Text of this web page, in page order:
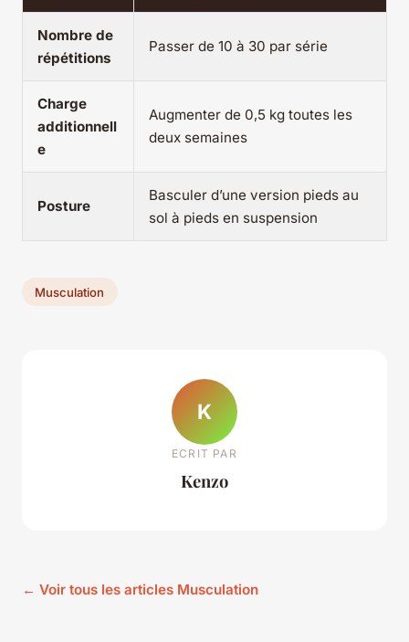
Nombre de
répétitions
Passer de 10 à 30 par série
Charge
additionnell
e
Augmenter de 0,5 kg toutes les
deux semaines
Posture
Basculer d’une version pieds au
sol à pieds en suspension
Musculation
K
ECRIT PAR
Kenzo
← Voir tous les articles Musculation